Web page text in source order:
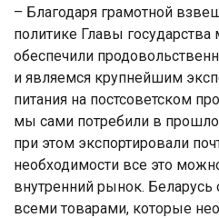
– Благодаря грамотной
политике Главы
обеспечили
и являемся крупнейшим
питания на постсоветском
мы сами потребили в
при этом экспортировали
необходимости все это
внутренний рынок. Беларусь
всеми товарами, которые